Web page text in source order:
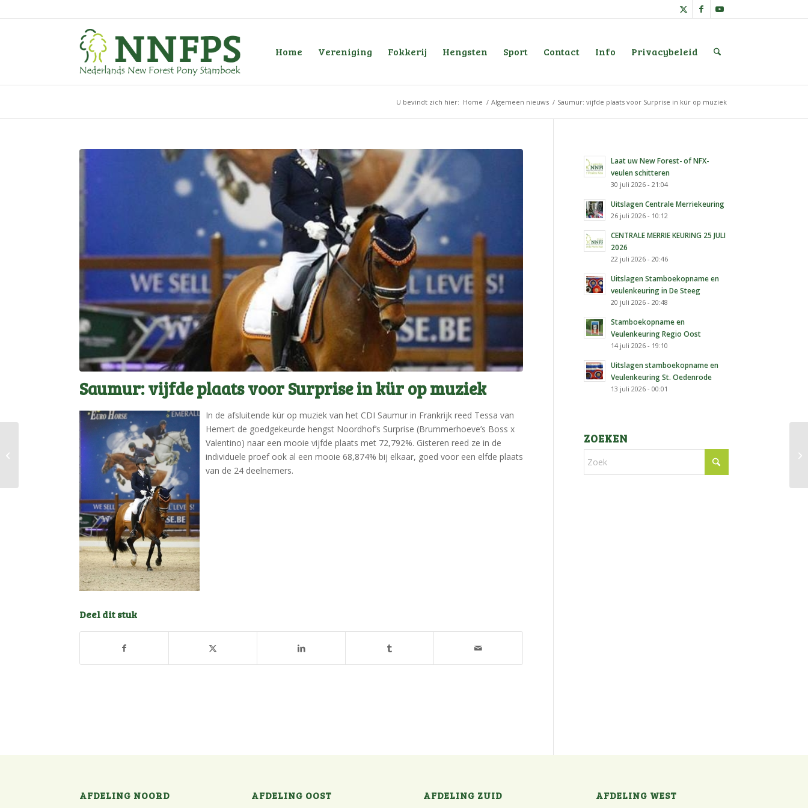
Home Vereniging Fokkerij Hengsten Sport Contact Info Privacybeleid
U bevindt zich hier: Home / Algemeen nieuws / Saumur: vijfde plaats voor Surprise in kür op muziek
Saumur: vijfde plaats voor Surprise in kür op muziek
In de afsluitende kür op muziek van het CDI Saumur in Frankrijk reed Tessa van
Hemert de goedgekeurde hengst Noordhof’s Surprise (Brummerhoeve’s Boss x
Valentino) naar een mooie vijfde plaats met 72,792%. Gisteren reed ze in de
individuele proef ook al een mooie 68,874% bij elkaar, goed voor een elfde plaats
van de 24 deelnemers.
Deel dit stuk
Laat uw New Forest- of NFX-
veulen schitteren
30 juli 2026 - 21:04
Uitslagen Centrale Merriekeuring
26 juli 2026 - 10:12
CENTRALE MERRIE KEURING 25 JULI
2026
22 juli 2026 - 20:46
Uitslagen Stamboekopname en
veulenkeuring in De Steeg
20 juli 2026 - 20:48
Stamboekopname en
Veulenkeuring Regio Oost
14 juli 2026 - 19:10
Uitslagen stamboekopname en
Veulenkeuring St. Oedenrode
13 juli 2026 - 00:01
ZOEKEN
AFDELING NOORD AFDELING OOST AFDELING ZUID AFDELING WEST
Noordhof’s Surprise in
Saumur, Frankrijk